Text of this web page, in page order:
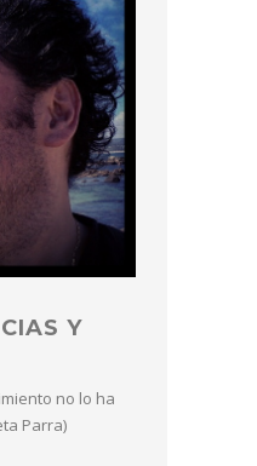
Y
no lo ha
Parra)